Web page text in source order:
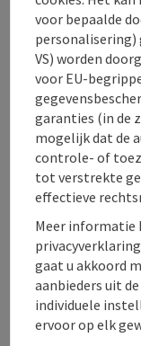
(ZVR:
Contact
Ligging
PDF
voor bepaalde
personalisering)
VS) worden
voor EU-
garanties (in de
mogelijk dat de
controle- of
tot verstrekte
effectieve
Meer informatie
gaat u akkoord
aanbieders uit
individuele
ervoor op elk